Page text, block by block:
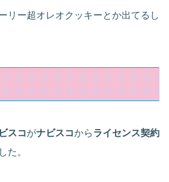
リー超オレオクッキーとか出てるし
スコがナビスコからライセンス契約
た。